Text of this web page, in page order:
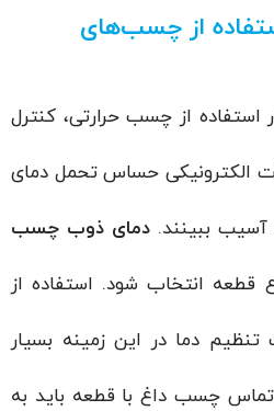
از چسب‌های
از چسب حرارتی، کنترل
الکترونیکی حساس تحمل دمای
آسیب ببینند. دمای ذوب چسب
قطعه انتخاب شود. استفاده از
دما در این زمینه بسیار
چسب داغ با قطعه باید به